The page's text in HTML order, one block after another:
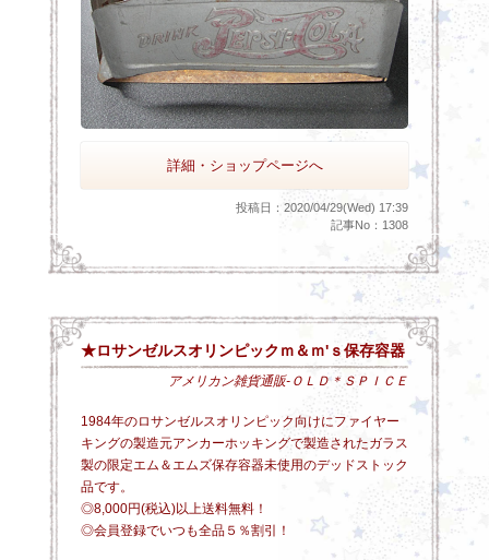
詳細・ショップページへ
投稿日：2020/04/29(Wed) 17:39
記事No：1308
★ロサンゼルスオリンピックｍ＆ｍ'ｓ保存容器
アメリカン雑貨通販-ＯＬＤ＊ＳＰＩＣＥ
1984年のロサンゼルスオリンピック向けにファイヤー
キングの製造元アンカーホッキングで製造されたガラス
製の限定エム＆エムズ保存容器未使用のデッドストック
品です。
◎8,000円(税込)以上送料無料！
◎会員登録でいつも全品５％割引！